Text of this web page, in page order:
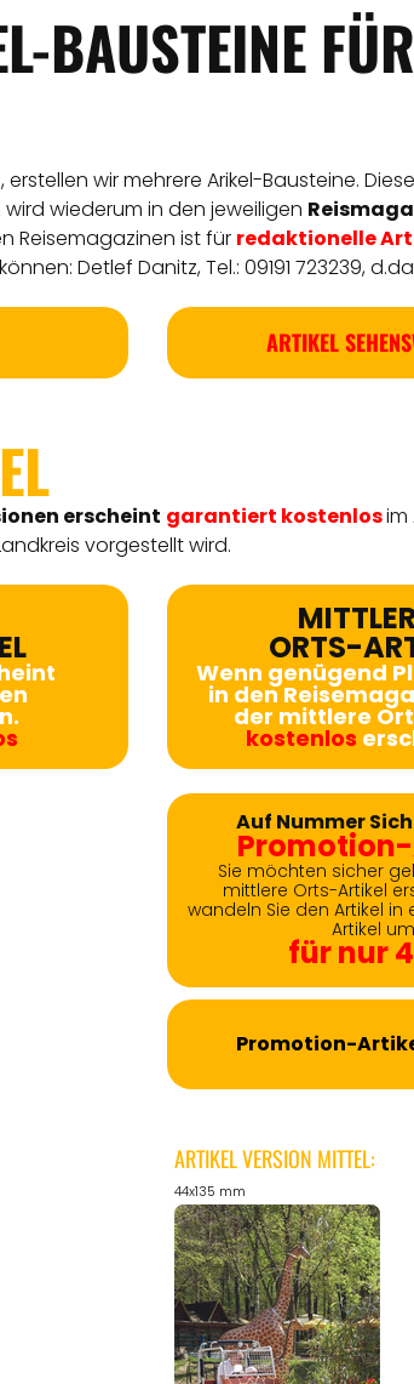
BAUSTEINE FÜR
wir mehrere Arikel-Bausteine.
wiederum in den jeweiligen
Reisemagazinen ist für redaktionelle
Detlef Danitz, Tel.: 09191 723239,
ARTIKEL
erscheint garantiert kostenlosim
vorgestellt wird.
ORTS-
Wenn genügend
in den
der mittlere
kostenlos
Auf Nummer
Sie möchten sicher
mittlere Orts-Artikel
wandeln Sie den Artikel
Artikel um
für nur
Promotion-
ARTIKEL VERSION MITTEL:
44x135 mm